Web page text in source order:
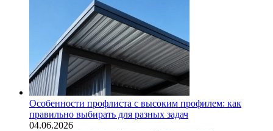
Особенности профлиста с высоким профилем: как
правильно выбирать для разных задач
04.06.2026